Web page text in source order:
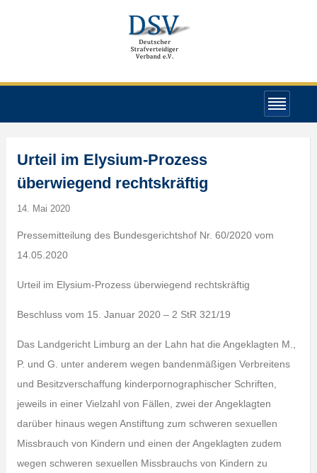
Urteil im Elysium-Prozess
überwiegend rechtskräftig
14. Mai 2020
Pressemitteilung des Bundesgerichtshof Nr. 60/2020 vom
14.05.2020
Urteil im Elysium-Prozess überwiegend rechtskräftig
Beschluss vom 15. Januar 2020 – 2 StR 321/19
Das Landgericht Limburg an der Lahn hat die Angeklagten M.,
P. und G. unter anderem wegen bandenmäßigen Verbreitens
und Besitzverschaffung kinderpornographischer Schriften,
jeweils in einer Vielzahl von Fällen, zwei der Angeklagten
darüber hinaus wegen Anstiftung zum schweren sexuellen
Missbrauch von Kindern und einen der Angeklagten zudem
wegen schweren sexuellen Missbrauchs von Kindern zu